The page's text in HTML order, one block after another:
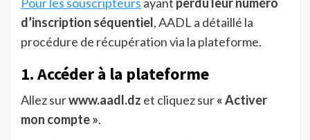
d’inscription séquentiel, AADL a détaillé la
procédure de récupération via la plateforme.
1. Accéder à la plateforme
Allez surwww.aadl.dz et cliquez sur« Activer
mon compte ».